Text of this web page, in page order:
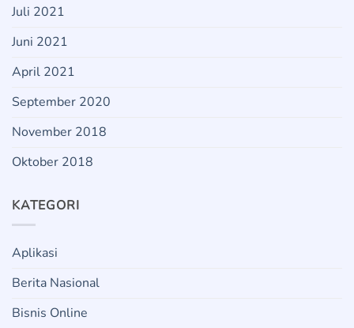
Juli 2021
Juni 2021
April 2021
September 2020
November 2018
Oktober 2018
KATEGORI
Aplikasi
Berita Nasional
Bisnis Online